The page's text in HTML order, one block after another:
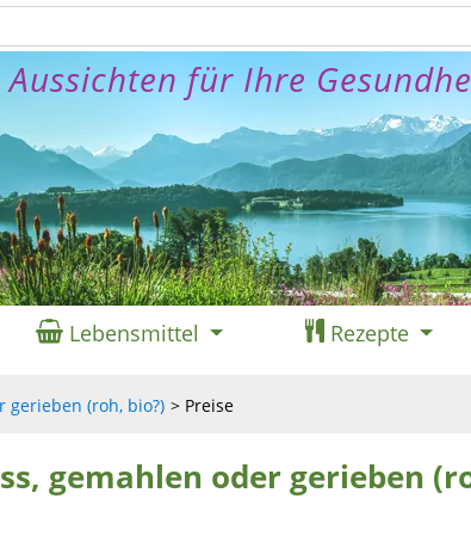
Aussichten für Ihre
Lebensmittel Rezepte
gerieben (roh, bio?) Preise
gemahlen oder gerieben